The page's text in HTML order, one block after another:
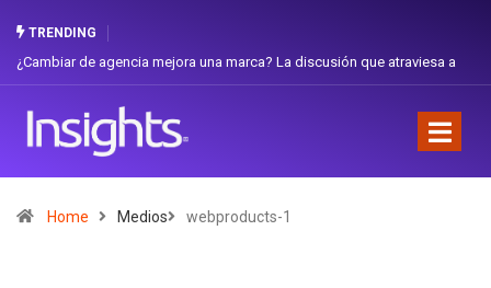
TRENDING
de agencia mejora una marca? La discusión que atraviesa a
Home Medios webproducts-1